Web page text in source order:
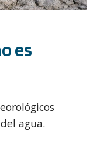
es
agua.